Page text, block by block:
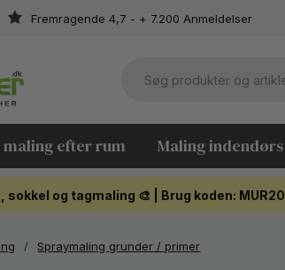
Fremragende 4,7 - + 7.200 Anmeldelser
maling efter rum Maling indendørs
og tagmaling 🎨 | Brug koden: MUR20
/ Spraymaling grunder / primer